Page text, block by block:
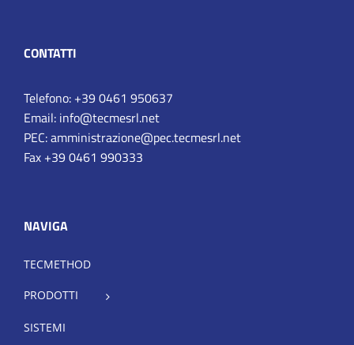
CONTATTI
Telefono: +39 0461 950637
Email: info@tecmesrl.net
PEC: amministrazione@pec.tecmesrl.net
Fax +39 0461 990333
NAVIGA
TECMETHOD
PRODOTTI
SISTEMI